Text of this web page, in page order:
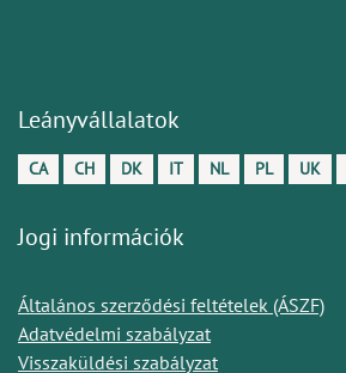
Leányvállalatok
CA CH DK IT NL PL UK
Jogi információk
Általános szerződési feltételek (ÁSZF)
Adatvédelmi szabályzat
Visszaküldési szabályzat